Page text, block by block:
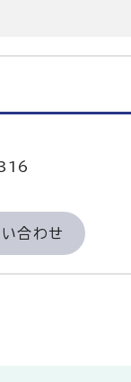
合わせ